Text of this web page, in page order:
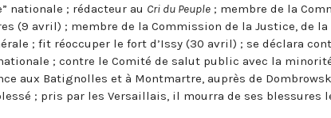
nationale ; rédacteur au Cri du Peuple ; membre de la
(9 avril) ; membre de la Commission de la Justice, de la
; fit réoccuper le fort d’Issy (30 avril) ; se déclara
; contre le Comité de salut public avec la
aux Batignolles et à Montmartre, auprès de
; pris par les Versaillais, il mourra de ses blessures